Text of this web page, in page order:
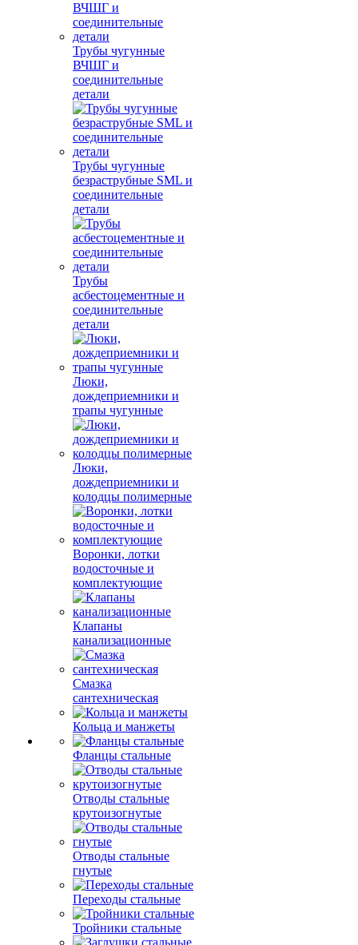
Трубы чугунные
ВЧШГ и
соединительные
детали
Трубы чугунные
безраструбные SML и
соединительные
детали
Трубы
асбестоцементные и
соединительные
детали
Люки,
дождеприемники и
трапы чугунные
Люки,
дождеприемники и
колодцы полимерные
Воронки, лотки
водосточные и
комплектующие
Клапаны
канализационные
Смазка
сантехническая
Кольца и манжеты
Фланцы стальные
Отводы стальные
крутоизогнутые
Отводы стальные
гнутые
Переходы стальные
Тройники стальные